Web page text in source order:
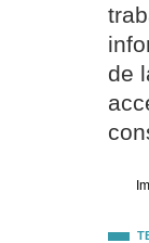
de